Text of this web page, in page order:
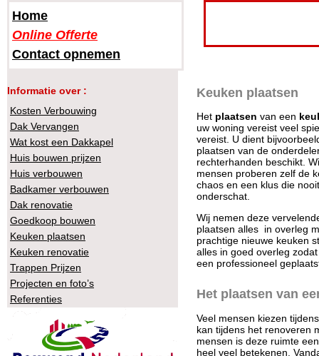
Keuken plaatsen
Het plaatsen van een
uw woning vereist veel
vereist. U dient
plaatsen van de
rechterhanden beschikt.
mensen proberen zelf de
chaos en een klus die
onderschat.
Wij nemen deze
plaatsen alles in overleg
prachtige nieuwe keuken
alles in goed overleg
een professioneel
Het plaatsen van
Veel mensen kiezen
kan tijdens het renoveren
mensen is deze ruimte
heel veel betekenen.
Home
Online Offerte
Contact opnemen
Informatie over :
Kosten Verbouwing
Dak Vervangen
Wat kost een Dakkapel
Huis bouwen prijzen
Huis verbouwen
Badkamer verbouwen
Dak renovatie
Goedkoop bouwen
Keuken plaatsen
Keuken renovatie
Trappen Prijzen
Projecten en foto’s
Referenties